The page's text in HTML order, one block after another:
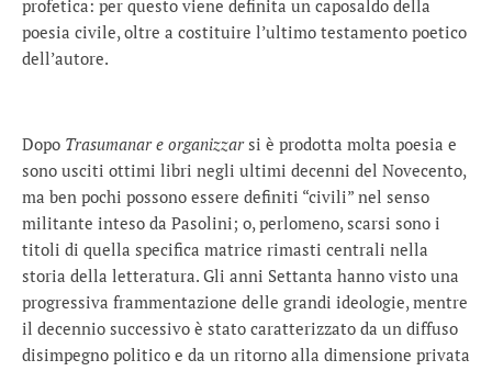
profetica: per questo viene definita un caposaldo della
poesia civile, oltre a costituire l’ultimo testamento poetico
dell’autore.
Dopo Trasumanar e organizzarsi è prodotta molta poesia e
sono usciti ottimi libri negli ultimi decenni del Novecento,
ma ben pochi possono essere definiti “civili” nel senso
militante inteso da Pasolini; o, perlomeno, scarsi sono i
titoli di quella specifica matrice rimasti centrali nella
storia della letteratura. Gli anni Settanta hanno visto una
progressiva frammentazione delle grandi ideologie, mentre
il decennio successivo è stato caratterizzato da un diffuso
disimpegno politico e da un ritorno alla dimensione privata